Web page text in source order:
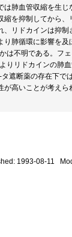
肺血管収縮を生じ
縮を抑制してから、
、リドカインは抑制
肺循環に影響を及
は不明である。フ
りリドカインの肺
遮断薬の存在下で
高いことが考えら
1993-08-11